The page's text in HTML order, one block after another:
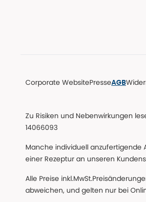
Corporate WebsitePresseAGB
Zu Risiken und Nebenwirkungen
14066093
Manche individuell anzufertigende
einer Rezeptur an unseren
Alle Preise
abweichen, und gelten nur bei